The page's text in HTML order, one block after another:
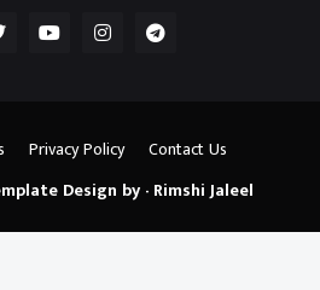
Design by - Rimshi Jaleel
Privacy Policy Contact Us